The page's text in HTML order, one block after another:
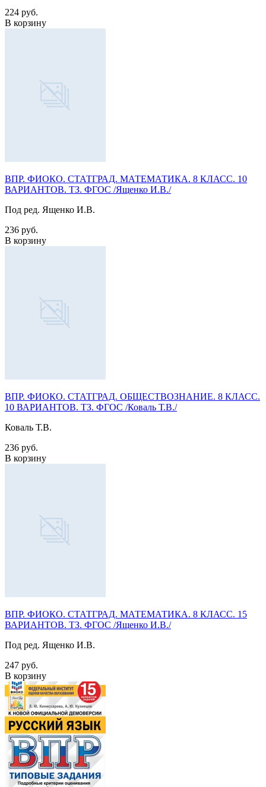
224 руб.
В корзину
ВПР. ФИОКО. СТАТГРАД. МАТЕМАТИКА. 8 КЛАСС. 10
ВАРИАНТОВ. ТЗ. ФГОС /Ященко И.В./
Под ред. Ященко И.В.
236 руб.
В корзину
ВПР. ФИОКО. СТАТГРАД. ОБЩЕСТВОЗНАНИЕ. 8 КЛАСС.
10 ВАРИАНТОВ. ТЗ. ФГОС /Коваль Т.В./
Коваль Т.В.
236 руб.
В корзину
ВПР. ФИОКО. СТАТГРАД. МАТЕМАТИКА. 8 КЛАСС. 15
ВАРИАНТОВ. ТЗ. ФГОС /Ященко И.В./
Под ред. Ященко И.В.
247 руб.
В корзину